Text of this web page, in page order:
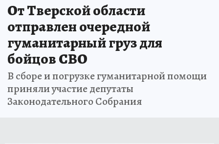
От Тверской области
отправлен очередной
гуманитарный груз для
бойцов СВО
В сборе и погрузке гуманитарной помощи
приняли участие депутаты
Законодательного Собрания